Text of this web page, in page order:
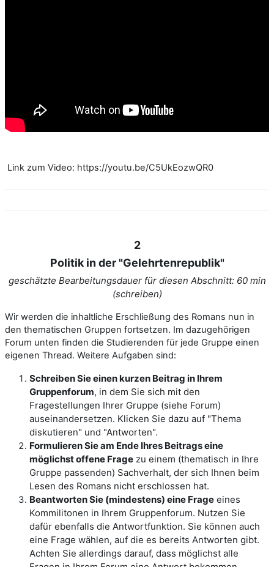
Link zum Video: https://youtu.be/C5UkEozwQR0
2
Politik in der "Gelehrtenrepublik"
geschätzte Bearbeitungsdauer für diesen Abschnitt: 60 min
(schreiben)
Wir werden die inhaltliche Erschließung des Romans nun in
den thematischen Gruppen fortsetzen. Im dazugehörigen
Forum unten finden die Studierenden für jede Gruppe einen
eigenen Thread. Weitere Aufgaben sind:
Schreiben Sie einen kurzen Beitrag in Ihrem
Gruppenforum, in dem Sie sich mit den
Fragestellungen Ihrer Gruppe (siehe Forum)
auseinandersetzen. Klicken Sie dazu auf "Thema
diskutieren" und "Antworten".
Formulieren Sieam Ende Ihres Beitrags eine
möglichst offene Frage zu einem (thematisch in Ihre
Gruppe passenden) Sachverhalt, der sich Ihnen beim
Lesen des Romans nicht erschlossen hat.
Beantworten Sie (mindestens) eine Frage eines
Kommilitonen in Ihrem Gruppenforum. Nutzen Sie
dafür ebenfalls die Antwortfunktion. Sie können auch
eine Frage wählen, auf die es bereits Antworten gibt.
Achten Sie allerdings darauf, dass möglichst alle